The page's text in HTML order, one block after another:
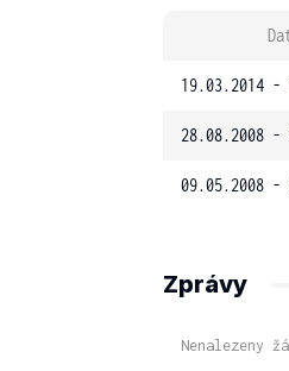
19.03.2014 -
28.08.2008 -
09.05.2008 -
Zprávy
Nenalezeny